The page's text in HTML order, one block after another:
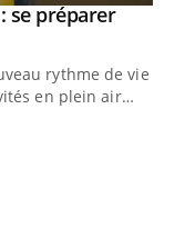
se préparer
rythme de vie !
en plein air…